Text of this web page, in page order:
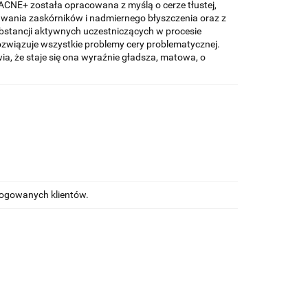
została opracowana z myślą o cerze tłustej,
zaskórników i nadmiernego błyszczenia oraz z
aktywnych uczestniczących w procesie
wszystkie problemy cery problematycznej.
że staje się ona wyraźnie gładsza, matowa, o
klientów.